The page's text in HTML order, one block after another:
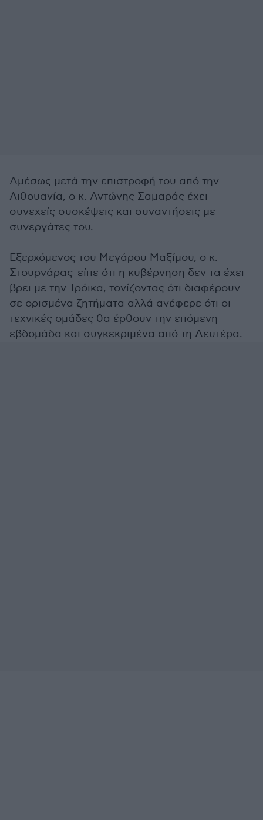
Αμέσως μετά την επιστροφή του από την
Λιθουανία, ο κ. Αντώνης Σαμαράς έχει
συνεχείς συσκέψεις και συναντήσεις με
συνεργάτες του.
Εξερχόμενος του Μεγάρου Μαξίμου, ο κ.
Στουρνάρας είπε ότι η κυβέρνηση δεν τα έχει
βρει με την Τρόικα, τονίζοντας ότι διαφέρουν
σε ορισμένα ζητήματα αλλά ανέφερε ότι οι
τεχνικές ομάδες θα έρθουν την επόμενη
εβδομάδα και συγκεκριμένα από τη Δευτέρα.